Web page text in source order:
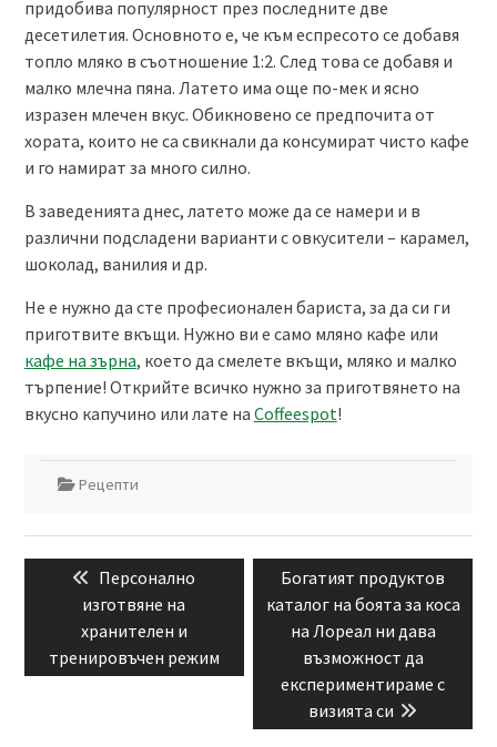
придобива популярност през последните две
десетилетия. Основното е, че към еспресото се добавя
топло мляко в съотношение 1:2. След това се добавя и
малко млечна пяна. Латето има още по-мек и ясно
изразен млечен вкус. Обикновено се предпочита от
хората, които не са свикнали да консумират чисто кафе
и го намират за много силно.
В заведенията днес, латето може да се намери и в
различни подсладени варианти с овкусители – карамел,
шоколад, ванилия и др.
Не е нужно да сте професионален бариста, за да си ги
приготвите вкъщи. Нужно ви е само мляно кафе или
кафе на зърна, което да смелете вкъщи, мляко и малко
търпение! Открийте всичко нужно за приготвянето на
вкусно капучино или лате на Coffeespot!
Рецепти
Навигация
Previous
post:
Персонално
изготвяне на
хранителен и
тренировъчен режим
Next
post:
Богатият продуктов
каталог на боята за коса
на Лореал ни дава
възможност да
експериментираме с
визията си